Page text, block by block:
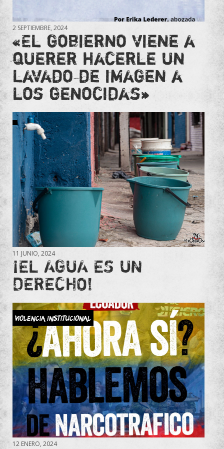
2 SEPTIEMBRE, 2024
«El gobierno viene a
querer hacerle un
lavado de imagen a
los genocidas»
11 JUNIO, 2024
¡EL AGUA ES UN
DERECHO!
Violencia Institucional
12 ENERO, 2024